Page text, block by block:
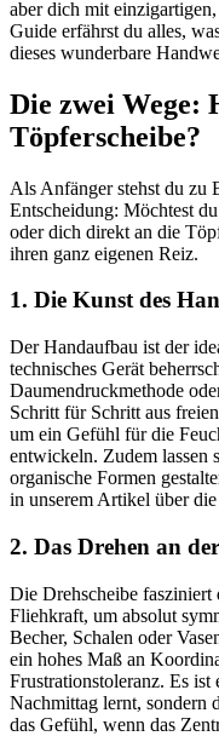
aber dich mit
Guide erfährst du alles,
dieses wunderbare
Die zwei Wege:
Töpferscheibe?
Als Anfänger stehst du zu
Entscheidung: Möchtest
oder dich direkt an die
ihren ganz eigenen Reiz.
1. Die Kunst des
Der Handaufbau ist der
technisches Gerät
Daumendruckmethode
Schritt für Schritt aus
um ein Gefühl für die
entwickeln. Zudem lassen
organische Formen
in unserem Artikel über die
2. Das Drehen an
Die Drehscheibe fasziniert
Fliehkraft, um absolut
Becher, Schalen oder
ein hohes Maß an
Frustrationstoleranz. Es
Nachmittag lernt, sondern
das Gefühl, wenn das